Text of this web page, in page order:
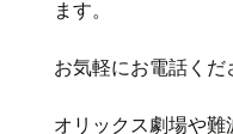
ます。
お気軽にお電話くだ
オリックス劇場や難